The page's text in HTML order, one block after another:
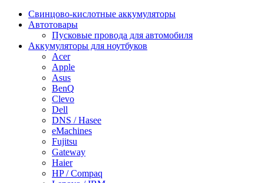
Cвинцово-кислотные аккумуляторы
Автотовары
Пусковые провода для автомобиля
Аккумуляторы для ноутбуков
Acer
Apple
Asus
BenQ
Clevo
Dell
DNS / Hasee
eMachines
Fujitsu
Gateway
Haier
HP / Compaq